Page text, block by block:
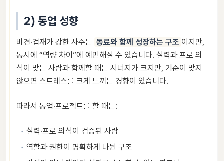
2) 동업 성향
비견·겁재가 강한 사주는 동료와 함께 성장하는 구조 이지만,
동시에 “역량 차이”에 예민해질 수 있습니다. 실력과 프로 의
식이 맞는 사람과 함께할 때는 시너지가 크지만, 기준이 맞지
않으면 스트레스를 크게 느끼는 경향이 있습니다.
따라서 동업·프로젝트를 할 때는:
실력·프로 의식이 검증된 사람
역할과 권한이 명확하게 나뉜 구조